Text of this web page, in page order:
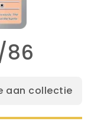
86
aan collectie